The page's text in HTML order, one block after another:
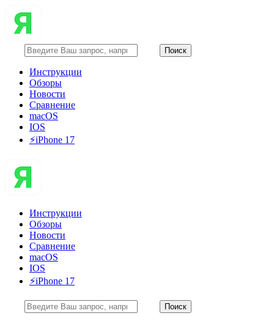
Инструкции
Обзоры
Новости
Сравнение
macOS
IOS
⚡️iPhone 17
Инструкции
Обзоры
Новости
Сравнение
macOS
IOS
⚡️iPhone 17